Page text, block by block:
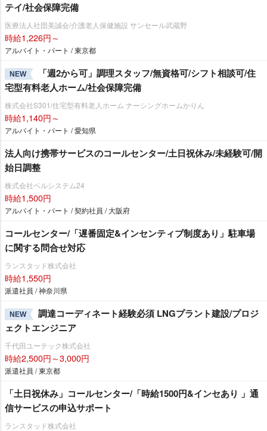
テイ/社会保障完備
医療法人社団美誠会/介護老人保健施設 サンセール武蔵野
時給1,226円～
アルバイト・パート / 東京都
NEW
「週2から可」調理スタッフ/無資格可/シフト相談可/住
宅型有料老人ホーム/社会保障完備
株式会社S301/住宅型有料老人ホーム ナーシングホームかりん
時給1,140円～
アルバイト・パート / 愛知県
法人向け携帯サービスのコールセンター/土日祝休み/未経験可/開
始日調整
株式会社ベルシステム24
時給1,500円
アルバイト・パート / 契約社員 / 大阪府
コールセンター/「遅番固定&インセンティブ制度あり」駐車場
に関する問合せ対応
ランスタッド株式会社
時給1,550円
派遣社員 / 神奈川県
NEW
調達コーディネート経験必須 LNGプラント建設/プロジ
ェクトエンジニア
千代田ユーテック株式会社
時給2,500円～3,000円
派遣社員 / 東京都
「土日祝休み」コールセンター/「時給1500円&インセあり 」通
信サービスの申込サポート
ランスタッド株式会社